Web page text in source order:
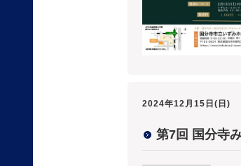
2024年12月15日(日)
第7回 国分寺